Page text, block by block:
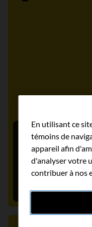
Communiqué
Statistiques
Canada pourrait
le cancer du col
17 novembre 2025
En utilisant ce
témoins de
appareil afin
d'analyser votre
contribuer à nos